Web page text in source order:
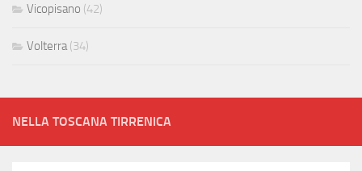
Vicopisano (42)
Volterra (34)
NELLA TOSCANA TIRRENICA